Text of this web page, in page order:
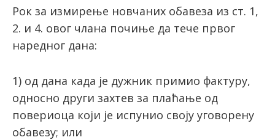
Рок за измирење новчаних обавеза из ст. 1,
2. и 4. овог члана почиње да тече првог
наредног дана:
1) од дана када је дужник примио фактуру,
односно други захтев за плаћање од
повериоца који је испунио своју уговорену
обавезу; или